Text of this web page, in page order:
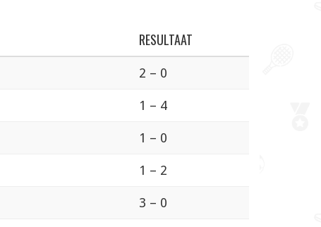
RESULTAAT
2 – 0
1 – 4
1 – 0
1 – 2
3 – 0